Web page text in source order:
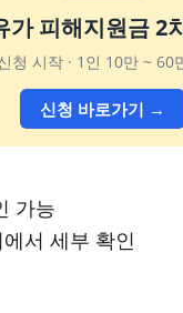
가 피해지원금 2
청 시작 · 1인 10만 ~ 60
신청 바로가기 →
가능
서 세부 확인